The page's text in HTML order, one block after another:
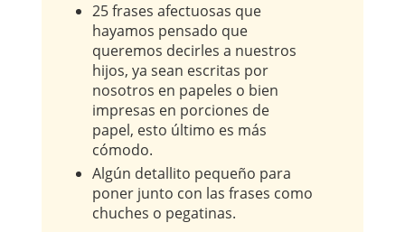
25 frases afectuosas que
hayamos pensado que
queremos decirles a nuestros
hijos, ya sean escritas por
nosotros en papeles o bien
impresas en porciones de
papel, esto último es más
cómodo.
Algún detallito pequeño para
poner junto con las frases como
chuches o pegatinas.